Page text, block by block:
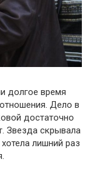
долгое время
Дело в
достаточно
Звезда скрывала
лишний раз